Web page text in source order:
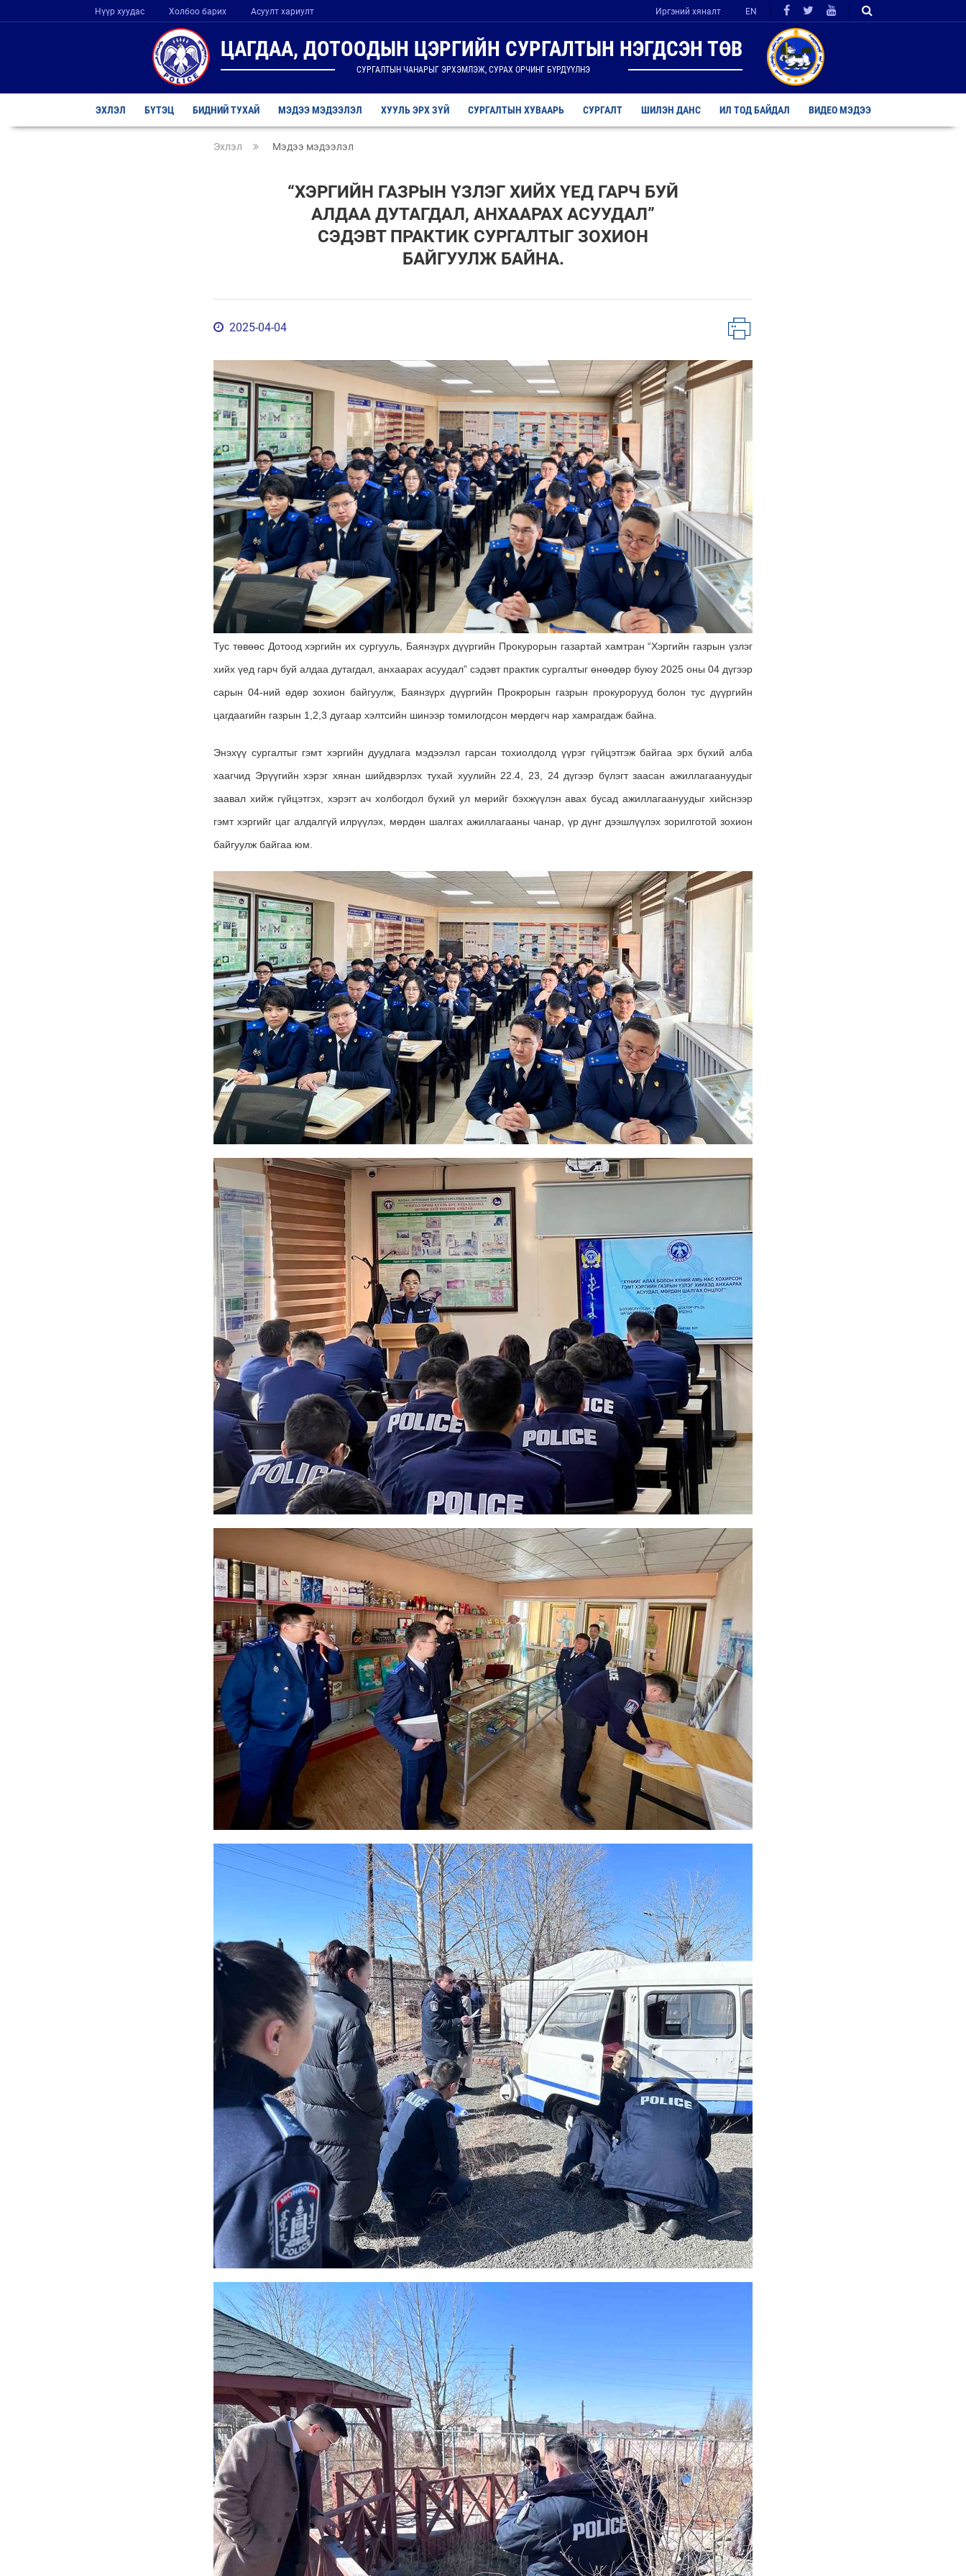
Нүүр хуудас Холбоо барих Асуулт хариулт Иргэний хяналт EN
ЦАГДАА, ДОТООДЫН ЦЭРГИЙН СУРГАЛТЫН НЭГДСЭН ТӨВ
СУРГАЛТЫН ЧАНАРЫГ ЭРХЭМЛЭЖ, СУРАХ ОРЧИНГ БҮРДҮҮЛНЭ
ЭХЛЭЛ БҮТЭЦ БИДНИЙ ТУХАЙ МЭДЭЭ МЭДЭЭЛЭЛ ХУУЛЬ ЭРХ ЗҮЙ СУРГАЛТЫН ХУВААРЬ СУРГАЛТ ШИЛЭН ДАНС ИЛ ТОД БАЙДАЛ ВИДЕО МЭДЭЭ
Эхлэл Мэдээ мэдээлэл
“ХЭРГИЙН ГАЗРЫН ҮЗЛЭГ ХИЙХ ҮЕД ГАРЧ БУЙ
АЛДАА ДУТАГДАЛ, АНХААРАХ АСУУДАЛ”
СЭДЭВТ ПРАКТИК СУРГАЛТЫГ ЗОХИОН
БАЙГУУЛЖ БАЙНА.
2025-04-04
Тус төвөөс Дотоод хэргийн их сургууль, Баянзүрх дүүргийн Прокурорын газартай хамтран “Хэргийн газрын үзлэг
хийх үед гарч буй алдаа дутагдал, анхаарах асуудал” сэдэвт практик сургалтыг өнөөдөр буюу 2025 оны 04 дүгээр
сарын 04-ний өдөр зохион байгуулж, Баянзүрх дүүргийн Прокрорын газрын прокурорууд болон тус дүүргийн
цагдаагийн газрын 1,2,3 дугаар хэлтсийн шинээр томилогдсон мөрдөгч нар хамрагдаж байна.
Энэхүү сургалтыг гэмт хэргийн дуудлага мэдээлэл гарсан тохиолдолд үүрэг гүйцэтгэж байгаа эрх бүхий алба
хаагчид Эрүүгийн хэрэг хянан шийдвэрлэх тухай хуулийн 22.4, 23, 24 дүгээр бүлэгт заасан ажиллагаануудыг
заавал хийж гүйцэтгэх, хэрэгт ач холбогдол бүхий ул мөрийг бэхжүүлэн авах бусад ажиллагаануудыг хийснээр
гэмт хэргийг цаг алдалгүй илрүүлэх, мөрдөн шалгах ажиллагааны чанар, үр дүнг дээшлүүлэх зорилготой зохион
байгуулж байгаа юм.